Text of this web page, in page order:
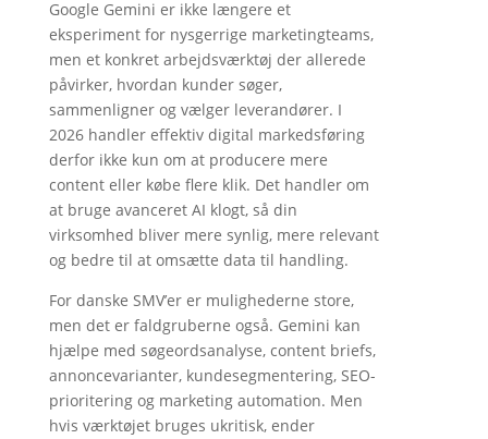
Google Gemini er ikke længere et
eksperiment for nysgerrige marketingteams,
men et konkret arbejdsværktøj der allerede
påvirker, hvordan kunder søger,
sammenligner og vælger leverandører. I
2026 handler effektiv digital markedsføring
derfor ikke kun om at producere mere
content eller købe flere klik. Det handler om
at bruge avanceret AI klogt, så din
virksomhed bliver mere synlig, mere relevant
og bedre til at omsætte data til handling.
For danske SMV’er er mulighederne store,
men det er faldgruberne også. Gemini kan
hjælpe med søgeordsanalyse, content briefs,
annoncevarianter, kundesegmentering, SEO-
prioritering og marketing automation. Men
hvis værktøjet bruges ukritisk, ender